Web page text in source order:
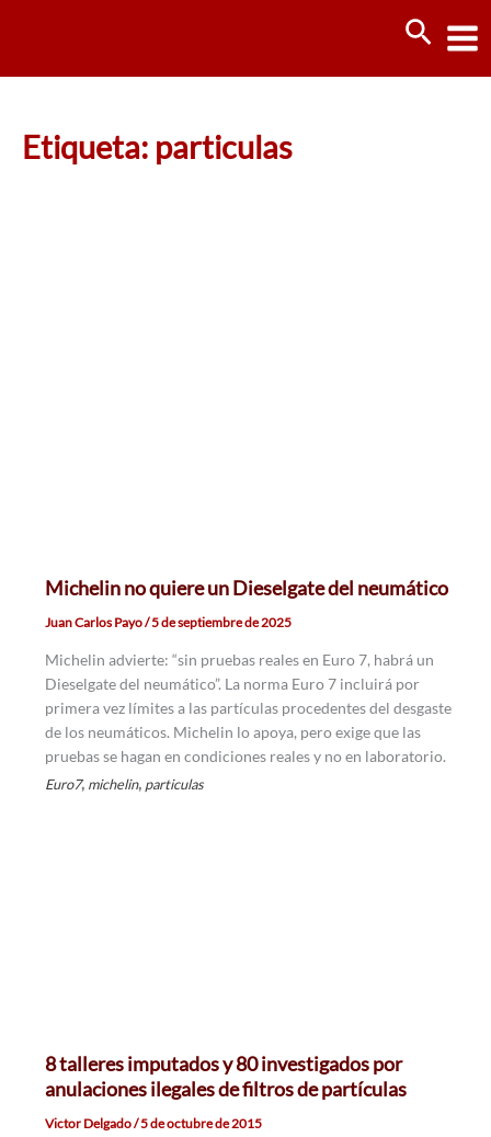
Etiqueta: particulas
Michelin no quiere un Dieselgate del neumático
Juan Carlos Payo/5 de septiembre de 2025
Michelin advierte: “sin pruebas reales en Euro 7, habrá un
Dieselgate del neumático”. La norma Euro 7 incluirá por
primera vez límites a las partículas procedentes del desgaste
de los neumáticos. Michelin lo apoya, pero exige que las
pruebas se hagan en condiciones reales y no en laboratorio.
Euro7, michelin, particulas
8 talleres imputados y 80 investigados por
anulaciones ilegales de filtros de partículas
Victor Delgado/5 de octubre de 2015